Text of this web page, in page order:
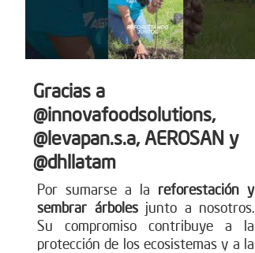
Gracias a
@innovafoodsolutions,
@levapan.s.a, AEROSAN y
@dhllatam
Por sumarse a la reforestación y
sembrar árbolesjunto a nosotros.
Su compromiso contribuye a la
protección de los ecosistemas y a la